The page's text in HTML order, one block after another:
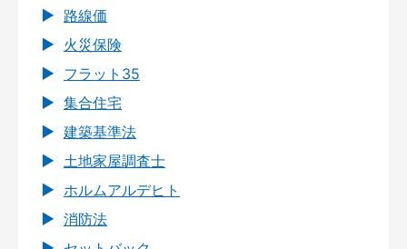
路線価
火災保険
フラット35
集合住宅
建築基準法
土地家屋調査士
ホルムアルデヒト
消防法